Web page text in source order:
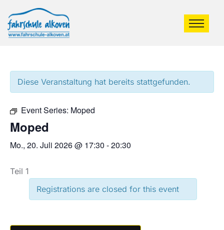
Diese Veranstaltung hat bereits stattgefunden.
Event Series: Moped
Moped
Mo., 20. Juli 2026 @ 17:30 -20:30
Teil 1
Registrations are closed for this event